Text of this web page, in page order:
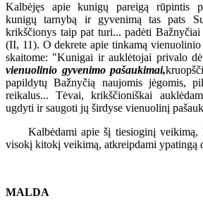
Kalbėjęs apie kunigų pareigą rūpintis
kunigų tarnybą ir gyvenimą tas pats
krikščionys taip pat turi... padėti
(II, 11). O dekrete apie tinkamą
skaitome: "Kunigai ir auklėtojai privalo
vienuolinio gyvenimo pašaukimai,
papildytų Bažnyčią naujomis jėgomis,
reikalus... Tėvai, krikščioniškai
ugdyti ir saugoti jų širdyse vienuolinį
Kalbėdami apie šį tiesioginį veikimą,
visokį kitokį veikimą, atkreipdami ypatingą
MALDA